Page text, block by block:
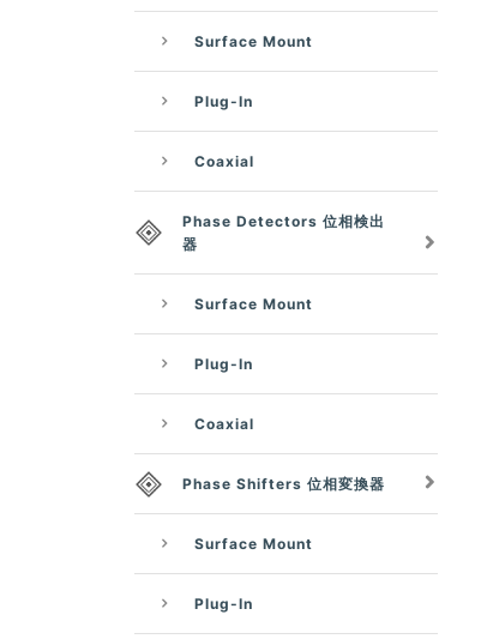
Surface Mount
Plug-In
Coaxial
Phase Detectors 位相検出
器
Surface Mount
Plug-In
Coaxial
Phase Shifters 位相変換器
Surface Mount
Plug-In